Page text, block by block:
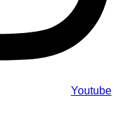
Youtube